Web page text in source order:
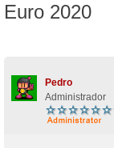
Euro 2020
Pedro
Administrador